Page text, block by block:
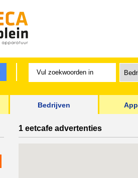
Bedrijven
1 eetcafe advertenties